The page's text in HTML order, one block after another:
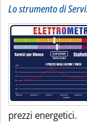
Lo strumento di
prezzi energetici.